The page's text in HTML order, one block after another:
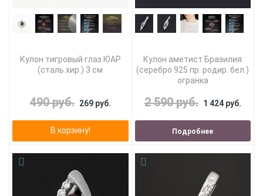
Кулон тигровый глаз ЮАР
(сталь хир.) 3 см
490 руб. 269 руб.
В корзину!
Кулон аметист Бразилия
(серебро 925 пр. родир. бел.)
огранка
2 590 руб. 1 424 руб.
Подробнее